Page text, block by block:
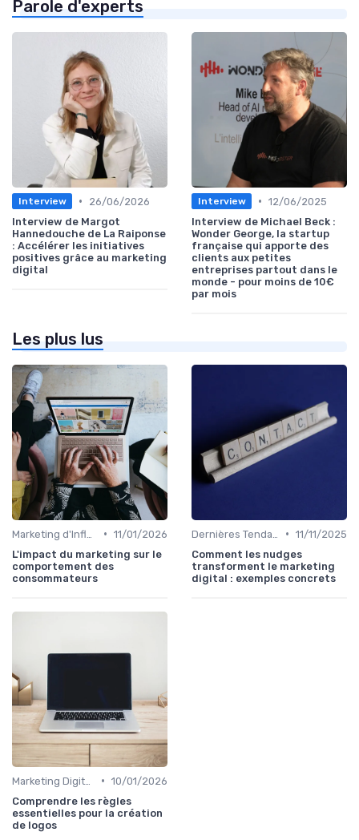
Parole d'experts
Interview •
26/06/2026
Interview de Margot
Hannedouche de La Raiponse
: Accélérer les initiatives
positives grâce au marketing
digital
Interview • 12/06/2025
Interview de Michael Beck :
Wonder George, la startup
française qui apporte des
clients aux petites
entreprises partout dans le
monde - pour moins de 10€
par mois
Les plus lus
• 11/01/2026
L'impact du marketing sur le
comportement des
consommateurs
• 11/11/2025
Comment les nudges
transforment le marketing
digital : exemples concrets
• 10/01/2026
Comprendre les règles
essentielles pour la création
de logos